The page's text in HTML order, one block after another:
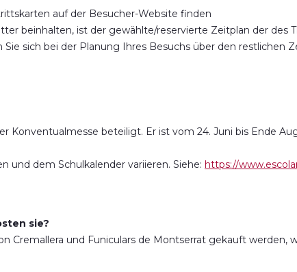
auf der Besucher-Website finden
beinhalten, ist der gewählte/reservierte Zeitplan der des
sich bei der Planung Ihres Besuchs über den restlichen
Konventualmesse beteiligt. Er ist vom 24. Juni bis Ende
und dem Schulkalender variieren. Siehe: https://
sie?
Cremallera und Funiculars de Montserrat gekauft werden,